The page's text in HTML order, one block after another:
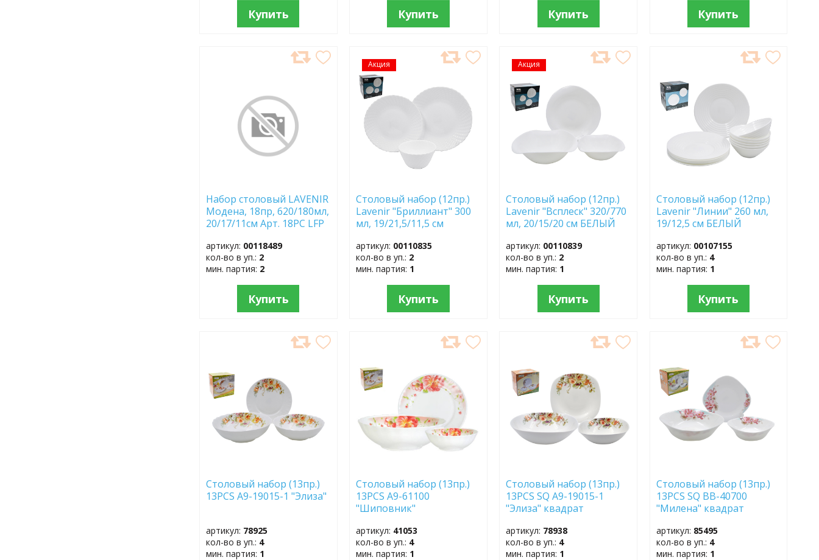
Купить Купить Купить Купить
Набор столовый LAVENIR
Модена, 18пр, 620/180мл,
20/17/11см Арт. 18PC LFP
(SAP–код 740501903472)
артикул: 00118489
кол-во в уп.: 2
мин. партия: 2
Купить
Акция
ДОБАВИТЬ
В
ИЗБРАННОЕ
Столовый набор (12пр.)
Lavenir "Бриллиант" 300
мл, 19/21,5/11,5 см
WHITE стеклокерамика
артикул: 00110835
кол-во в уп.: 2
мин. партия: 1
Купить
Акция
ДОБАВИТЬ
В
ИЗБРАННОЕ
Столовый набор (12пр.)
Lavenir "Всплеск" 320/770
мл, 20/15/20 см БЕЛЫЙ
стеклокерамика
артикул: 00110839
кол-во в уп.: 2
мин. партия: 1
Купить
ИЗБРАННОЕ
Столовый набор (12пр.)
Lavenir "Линии" 260 мл,
19/12,5 см БЕЛЫЙ
артикул: 00107155
кол-во в уп.: 4
мин. партия: 1
Купить
Столовый набор (13пр.)
13PCS A9-19015-1 "Элиза"
артикул: 78925
кол-во в уп.: 4
мин. партия: 1
ИЗБРАННОЕ
Столовый набор (13пр.)
13PCS A9-61100
"Шиповник"
артикул: 41053
кол-во в уп.: 4
мин. партия: 1
ИЗБРАННОЕ
Столовый набор (13пр.)
13PCS SQ A9-19015-1
"Элиза" квадрат
артикул: 78938
кол-во в уп.: 4
мин. партия: 1
ИЗБРАННОЕ
Столовый набор (13пр.)
13PCS SQ BB-40700
"Милена" квадрат
артикул: 85495
кол-во в уп.: 4
мин. партия: 1